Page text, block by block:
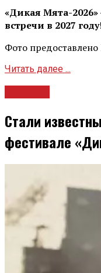
«Дикая Мята-
встречи в 2027
Фото
Читать далее ...
Стали
фестивале